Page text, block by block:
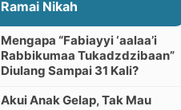
Ramai Nikah
Mengapa “Fabiayyi ‘aalaa’i
Rabbikumaa Tukadzdzibaan”
Diulang Sampai 31 Kali?
Akui Anak Gelap, Tak Mau